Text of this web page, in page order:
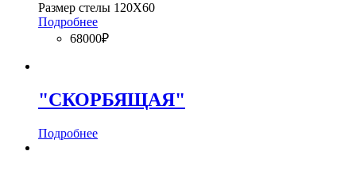
Размер стелы 120Х60
Подробнее
68000₽
"СКОРБЯЩАЯ"
Подробнее